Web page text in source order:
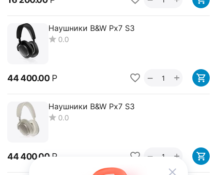
Наушники B&W Px7 S3
0.0
44 400.00 Р +
−
Наушники B&W Px7 S3
0.0
44 400.00 Р +
−